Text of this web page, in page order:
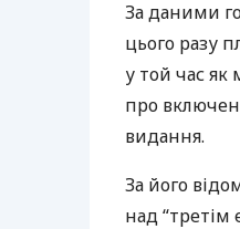
За даними
цього разу
у той час як
про
видання.
За його
над “третім